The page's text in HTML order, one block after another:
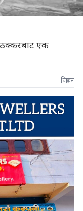
ठक्करबाट एक
विज्ञापन